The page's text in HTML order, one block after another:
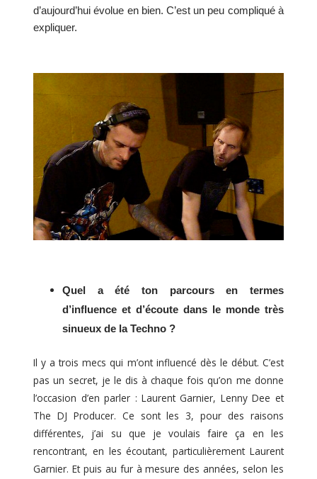
d’aujourd’hui évolue en bien. C’est un peu compliqué à
expliquer.
Quel a été ton parcours en termes
d’influence et d’écoute dans le monde très
sinueux de la Techno ?
Il y a trois mecs qui m’ont influencé dès le début. C’est
pas un secret, je le dis à chaque fois qu’on me donne
l’occasion d’en parler : Laurent Garnier, Lenny Dee et
The DJ Producer. Ce sont les 3, pour des raisons
différentes, j’ai su que je voulais faire ça en les
rencontrant, en les écoutant, particulièrement Laurent
Garnier. Et puis au fur à mesure des années, selon les